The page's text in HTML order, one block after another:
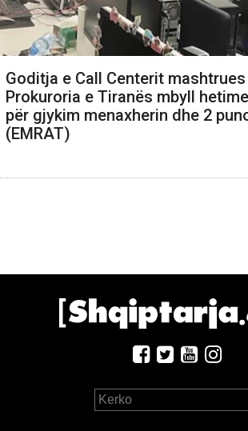
Goditja e Call Centerit
Prokuroria e Tiranës mbyll
për gjykim menaxherin dhe 2
(EMRAT)